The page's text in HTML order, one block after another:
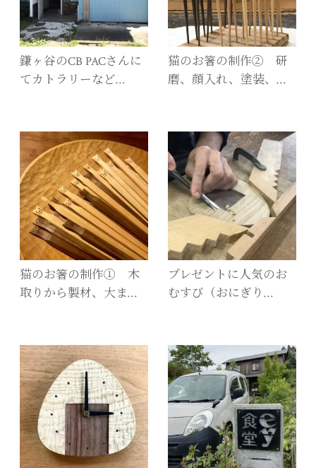
鎌ヶ谷のCB PACさんに
てカトラリーなど…
猫のお箸の制作② 研
磨、顔入れ、塗装、…
猫のお箸の制作① 木
取りから製材、大ま…
プレゼントに人気のお
むすび（おにぎり…